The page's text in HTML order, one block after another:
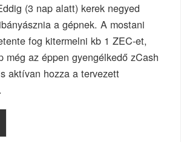
(3 nap alatt) kerek negyed
a gépnek. A mostani
fog kitermelni kb 1 ZEC-et,
még az éppen gyengélkedő zCash
aktívan hozza a tervezett